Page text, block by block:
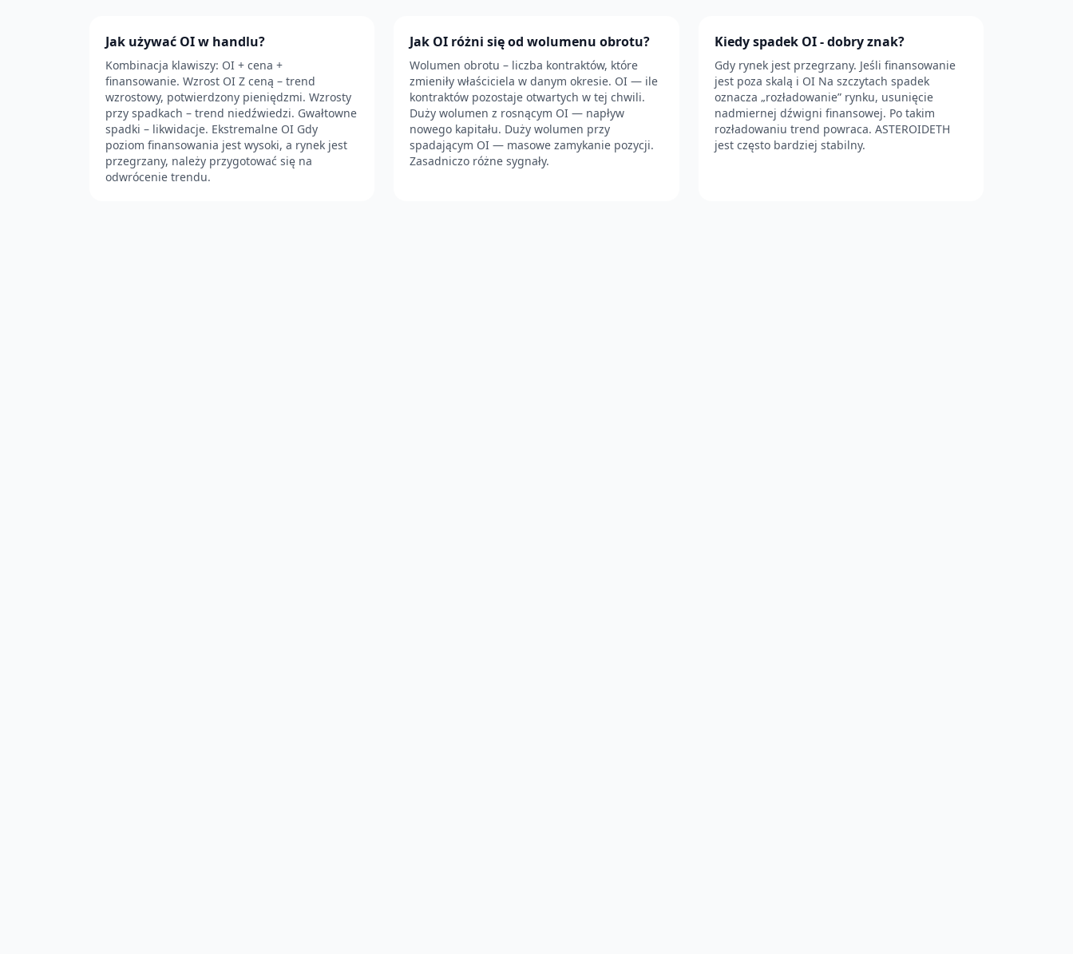
Jak używać OI w handlu?
Kombinacja klawiszy: OI + cena +
finansowanie. Wzrost OI Z ceną – trend
wzrostowy, potwierdzony pieniędzmi. Wzrosty
przy spadkach – trend niedźwiedzi. Gwałtowne
spadki – likwidacje. Ekstremalne OI Gdy
poziom finansowania jest wysoki, a rynek jest
przegrzany, należy przygotować się na
odwrócenie trendu.
Jak OI różni się od wolumenu obrotu?
Wolumen obrotu – liczba kontraktów, które
zmieniły właściciela w danym okresie. OI — ile
kontraktów pozostaje otwartych w tej chwili.
Duży wolumen z rosnącym OI — napływ
nowego kapitału. Duży wolumen przy
spadającym OI — masowe zamykanie pozycji.
Zasadniczo różne sygnały.
Kiedy spadek OI - dobry znak?
Gdy rynek jest przegrzany. Jeśli finansowanie
jest poza skalą i OI Na szczytach spadek
oznacza „rozładowanie” rynku, usunięcie
nadmiernej dźwigni finansowej. Po takim
rozładowaniu trend powraca. ASTEROIDETH
jest często bardziej stabilny.